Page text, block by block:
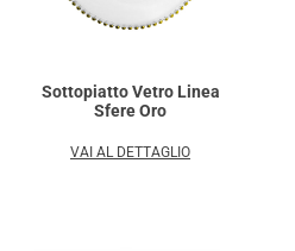
Sottopiatto Vetro Linea
Sfere Oro
VAI AL DETTAGLIO